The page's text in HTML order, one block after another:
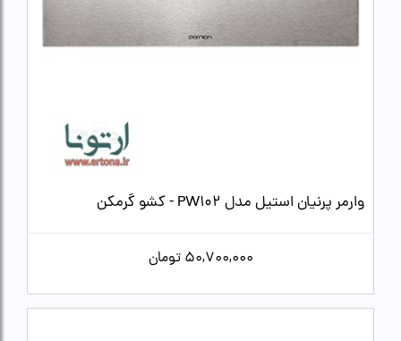
وارمر پرنیان استیل مدل PW102 - کشو گرمکن
50,700,000 تومان